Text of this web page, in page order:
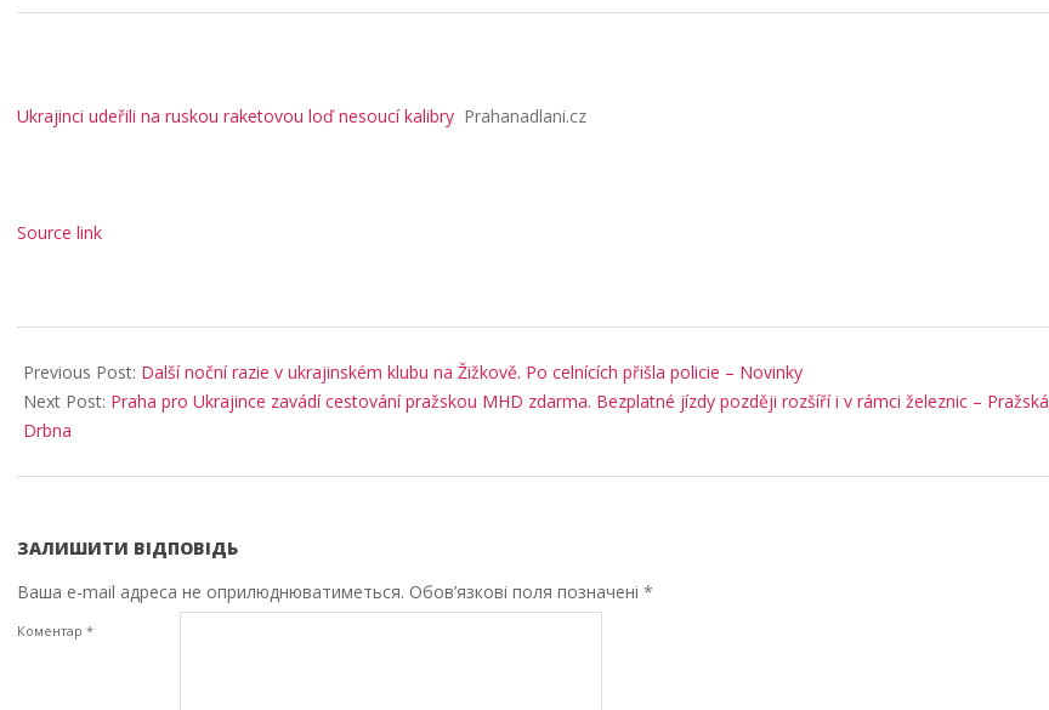
Ukrajinci udeřili na ruskou raketovou loď nesoucí kalibry Prahanadlani.cz
Source link
10-
05
Previous Post: Další noční razie v ukrajinském klubu na Žižkově. Po celnících přišla policie – Novinky
Next Post: Praha pro Ukrajince zavádí cestování pražskou MHD zdarma. Bezplatné jízdy později rozšíří i v rámci železnic – Pražská
Drbna
ЗАЛИШИТИ ВІДПОВІДЬ
Ваша e-mail адреса не оприлюднюватиметься. Обов’язкові поля позначені *
Коментар *